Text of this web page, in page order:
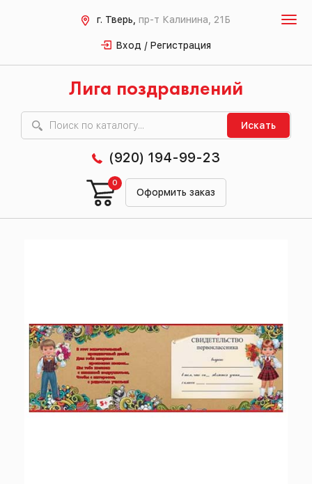
г. Тверь, пр-т Калинина, 21Б
Вход / Регистрация
Лига поздравлений
Искать
(920) 194-99-23
Оформить заказ
0